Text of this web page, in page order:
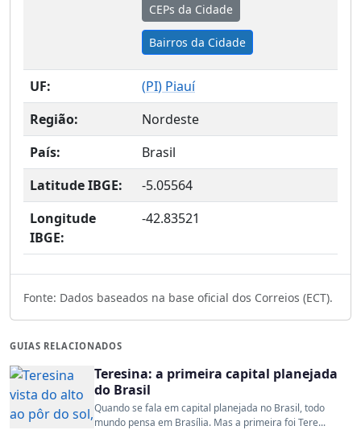
CEPs da Cidade
Bairros da Cidade
UF: (PI) Piauí
Região:
Nordeste
País:
Brasil
Latitude IBGE:
-5.05564
Longitude
IBGE:
-42.83521
Fonte: Dados baseados na base oficial dos Correios (ECT).
GUIAS RELACIONADOS
Teresina: a primeira capital planejada
do Brasil
Quando se fala em capital planejada no Brasil, todo
mundo pensa em Brasília. Mas a primeira foi Tere...